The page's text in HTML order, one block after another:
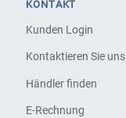
KONTAKT
Kunden Login
Kontaktieren Sie uns
Händler finden
E-Rechnung